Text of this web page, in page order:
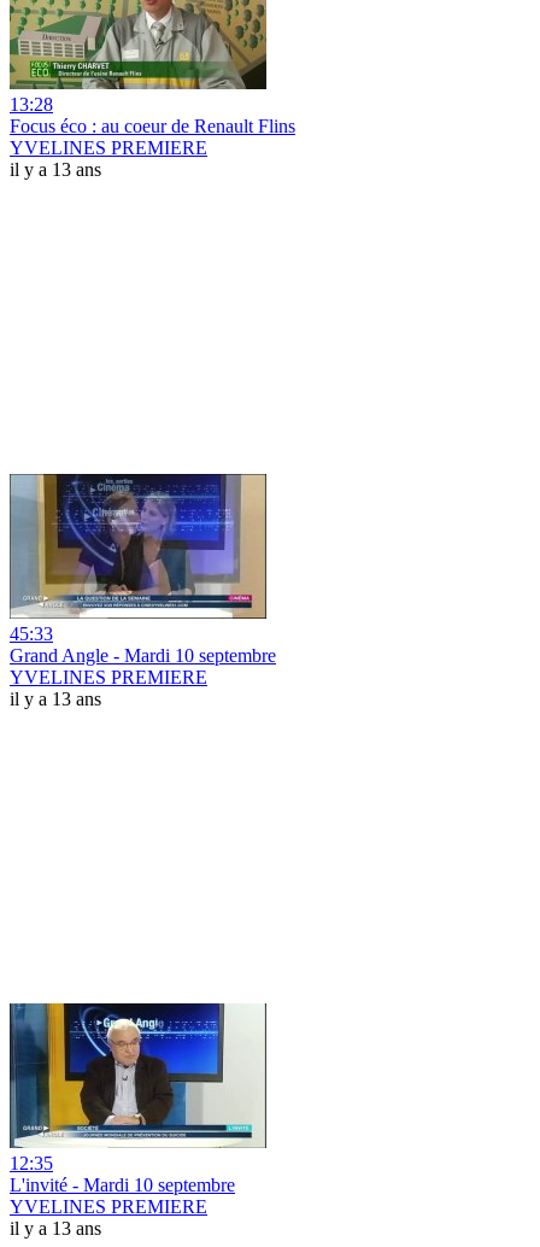
13:28
Focus éco : au coeur de Renault Flins
YVELINES PREMIERE
il y a 13 ans
45:33
Grand Angle - Mardi 10 septembre
YVELINES PREMIERE
il y a 13 ans
12:35
L'invité - Mardi 10 septembre
YVELINES PREMIERE
il y a 13 ans